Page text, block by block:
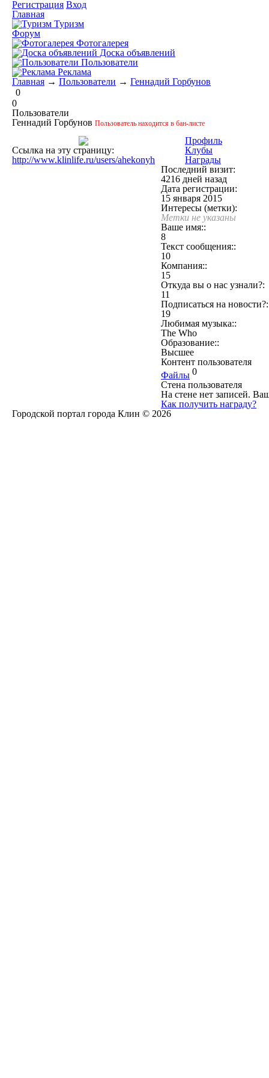
Регистрация Вход
Главная
Туризм
Форум
Фотогалерея
Доска объявлений
Пользователи
Реклама
Главная → Пользователи → Геннадий Горбунов
0
0
Пользователи
Геннадий Горбунов Пользователь находится в бан-листе
Ссылка на эту страницу:
http://www.klinlife.ru/users/ahekonyh
Профиль
Клубы
Награды
Последний визит:
4216 дней назад
Дата регистрации:
15 января 2015
Интересы (метки):
Метки не указаны
Ваше имя::
8
Текст сообщения::
10
Компания::
15
Откуда вы о нас узнали?:
11
Подписаться на новости?:
19
Любимая музыка::
The Who
Образование::
Высшее
Контент пользователя
Файлы 0
Стена пользователя
На стене нет записей.
Как получить награду?
Городской портал города Клин © 2026